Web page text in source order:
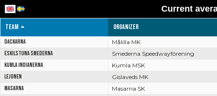
Current
team Organizer
Dackarna
Målilla MK
Eskilstuna Smederna
Smederna Speedwayförening
Kumla Indianerna
Kumla MSK
Lejonen
Gislaveds MK
Masarna
Masarna SK